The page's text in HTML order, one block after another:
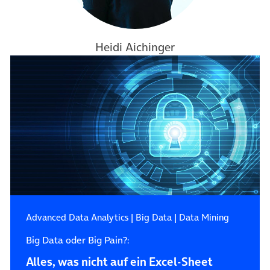
Heidi Aichinger
Advanced Data Analytics| Big Data| Data Mining
Big Data oder Big Pain?:
Alles, was nicht auf ein Excel-Sheet